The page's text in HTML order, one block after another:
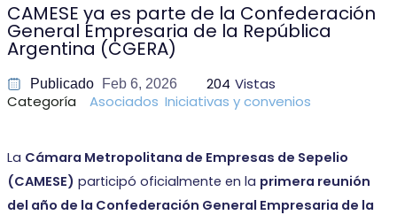
CAMESE ya es parte de la Confederación
General Empresaria de la República
Argentina (CGERA)
Publicado Feb 6, 2026 204 Vistas
Categoría
Asociados Iniciativas y convenios
La Cámara Metropolitana de Empresas de Sepelio
(CAMESE) participó oficialmente en la primera reunión
del año de la Confederación General Empresaria de la